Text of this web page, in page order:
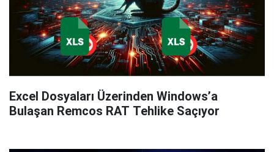
Excel Dosyaları Üzerinden Windows’a
Bulaşan Remcos RAT Tehlike Saçıyor